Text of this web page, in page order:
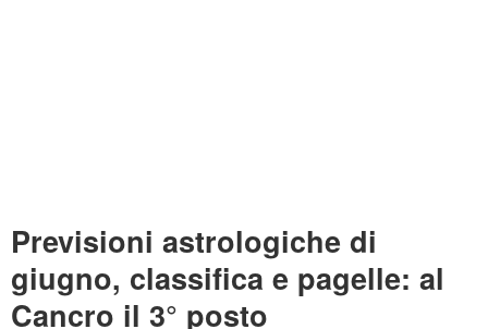
Previsioni astrologiche di
giugno, classifica e pagelle: al
Cancro il 3° posto